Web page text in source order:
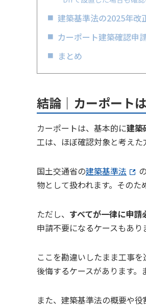
建築基準法の2025年改
カーポート建築確認申
まとめ
結論｜カーポート
カーポートは、基本的に建築
工は、ほぼ確認対象と考えた
国土交通省の建築基準法
物として扱われます。そのた
ただし、 すべてが一律に申請
申請不要になるケースもあり
ここを勘違いしたまま工事
後悔するケースがあります。
また、建築基準法の概要や